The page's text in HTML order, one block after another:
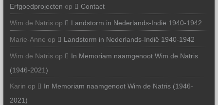
Erfgoedprojecten op Contact
Wim de Natrisop Landstorm in Nederlands-Indië 1940-1942
Marie-Anne op Landstorm in Nederlands-Indië 1940-1942
Wim de Natrisop
In Memoriam naamgenoot Wim de Natris
(1946-2021)
Karin op
In Memoriam naamgenoot Wim de Natris (1946-
2021)